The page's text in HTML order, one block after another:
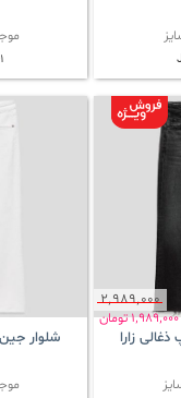
2٬989٬000
1٬989٬000تومان
زارا
شلوار جین